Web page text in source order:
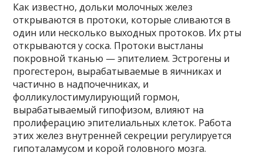
Как известно, дольки молочных желез
открываются в протоки, которые сливаются в
один или несколько выходных протоков. Их рты
открываются у соска. Протоки выстланы
покровной тканью — эпителием. Эстрогены и
прогестерон, вырабатываемые в яичниках и
частично в надпочечниках, и
фолликулостимулирующий гормон,
вырабатываемый гипофизом, влияют на
пролиферацию эпителиальных клеток. Работа
этих желез внутренней секреции регулируется
гипоталамусом и корой головного мозга.